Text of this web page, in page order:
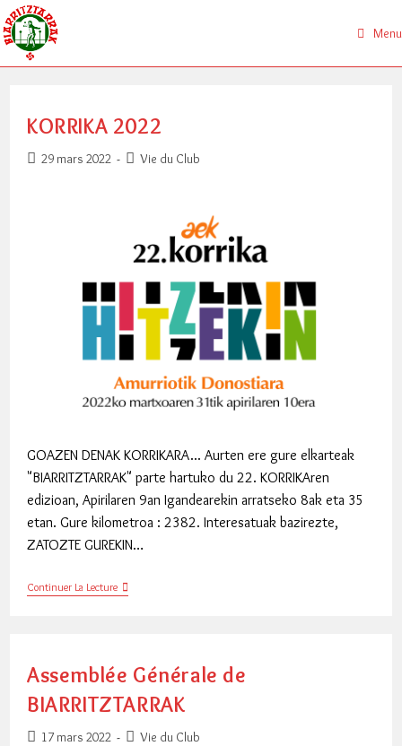
Skip
to
content
Menu
KORRIKA 2022
Publication
29 mars 2022
PostVie du Club
GOAZEN DENAK KORRIKARA... Aurten ere gure elkarteak
"BIARRITZTARRAK" parte hartuko du 22. KORRIKAren
edizioan, Apirilaren 9an Igandearekin arratseko 8ak eta 35
etan. Gure kilometroa : 2382. Interesatuak bazirezte,
ZATOZTE GUREKIN…
Continuer La LectureKORRIKA
2022
Assemblée Générale de
BIARRITZTARRAK
Publication
17 mars 2022
PostVie du Club